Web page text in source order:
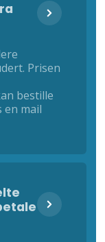
Prisen
bestille
en mail